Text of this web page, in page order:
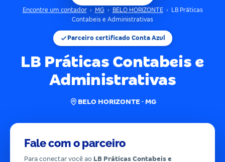
Encontre um contador › MG › BELO HORIZONTE ›
LB Práticas
Contabeis e Administrativas
Parceiro certificado Conta Azul
LB Práticas Contabeis e
Administrativas
BELO HORIZONTE · MG
Fale com o parceiro
Para conectar você ao LB Práticas Contabeis e